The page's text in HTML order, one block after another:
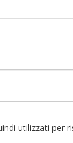
utilizzati per